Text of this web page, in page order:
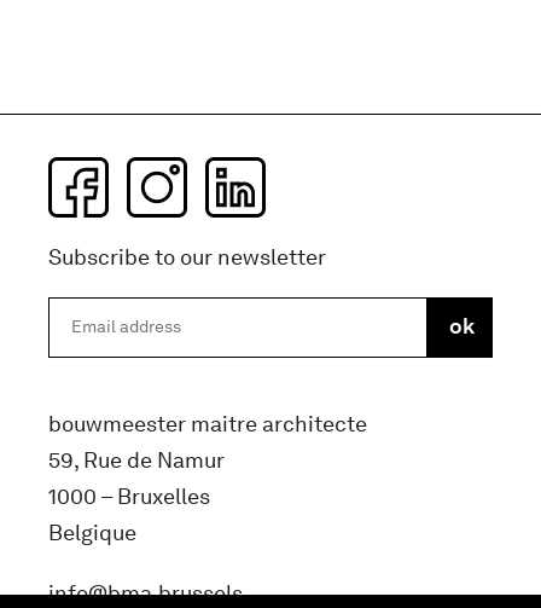
Subscribe to our newsletter
bouwmeester maitre architecte
59, Rue de Namur
1000 – Bruxelles
Belgique
info@bma.brussels